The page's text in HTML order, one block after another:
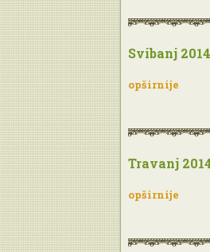
Svibanj 2014
opširnije
Travanj
opširnije